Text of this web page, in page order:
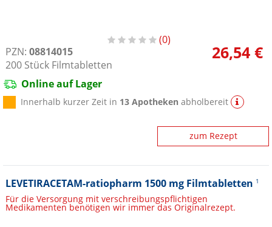
0
PZN: 08814015
200 Stück Filmtabletten
26,54 €
Online auf Lager
Innerhalb kurzer Zeit in 13 Apotheken abholbereit
zum Rezept
LEVETIRACETAM-ratiopharm 1500 mg Filmtabletten 1
Für die Versorgung mit verschreibungspflichtigen
Medikamenten benötigen wir immer das Originalrezept.